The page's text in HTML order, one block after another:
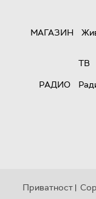
МАГАЗИН
ТВ
РАДИО
Приватност |